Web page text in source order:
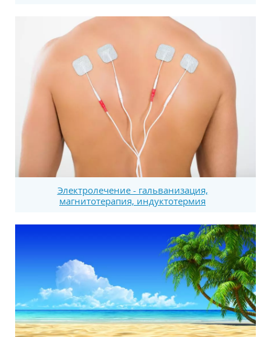
Электролечение - гальванизация,
магнитотерапия, индуктотермия